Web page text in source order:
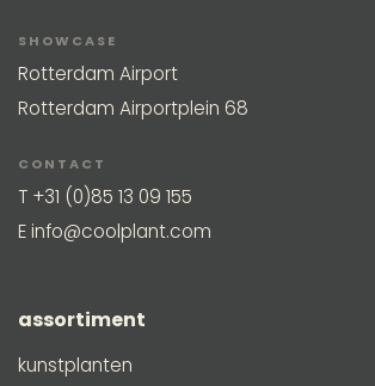
SHOWCASE
Rotterdam Airport
Rotterdam Airportplein 68
CONTACT
T +31 (0)85 13 09 155
Einfo@coolplant.com
assortiment
kunstplanten